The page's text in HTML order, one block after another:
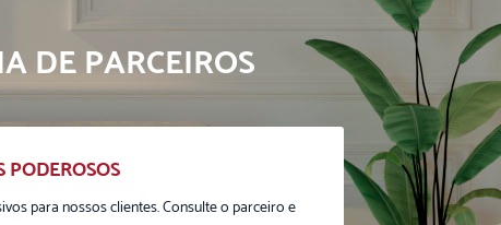
Nossos diferenciais
Nossos profissionais
DE PARCEIROS
PODEROSOS
para nossos clientes. Consulte o parceiro e